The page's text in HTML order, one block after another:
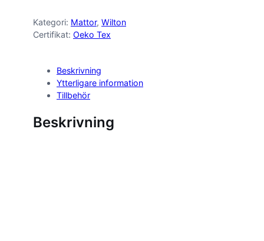
Kategori: Mattor, Wilton
Certifikat: Oeko Tex
Beskrivning
Ytterligare information
Tillbehör
Beskrivning